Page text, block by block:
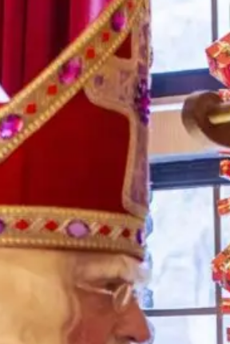
Veiligheid vindt Sinterklaas
belang. Daarom zoeken we
als er weer een Piet te
of als er iemand misselijk
pepernoten.. We hopen
gaat en je niks hoeft te doen.
toch iets gebeuren, dan hebben
bij.